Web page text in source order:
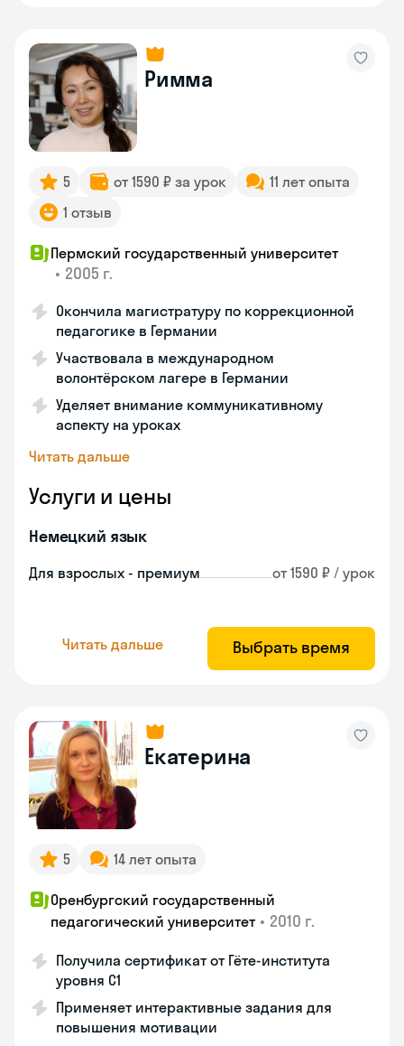
Римма
5 от 1590 ₽ за урок
11 лет опыта
1 отзыв
Пермский государственный университет
• 2005 г.
Окончила магистратуру по коррекционной
педагогике в Германии
Участвовала в международном
волонтёрском лагере в Германии
Уделяет внимание коммуникативному
аспекту на уроках
Читать дальше
Услуги и цены
Немецкий язык
Для взрослых - премиум от 1590 ₽ / урок
Читать дальше Выбрать время
Екатерина
5 14 лет опыта
Оренбургский государственный
педагогический университет • 2010 г.
Получила сертификат от Гёте-института
уровня C1
Применяет интерактивные задания для
повышения мотивации